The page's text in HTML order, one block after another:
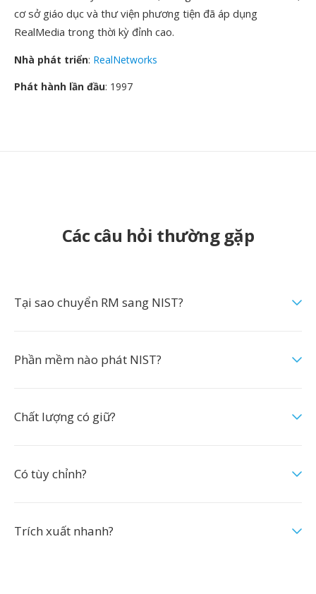
cơ sở giáo dục và thư viện phương tiện đã áp dụng
RealMedia trong thời kỳ đỉnh cao.
Nhà phát triển: RealNetworks
Phát hành lần đầu: 1997
Các câu hỏi thường gặp
Tại sao chuyển RM sang NIST?
Phần mềm nào phát NIST?
Chất lượng có giữ?
Có tùy chỉnh?
Trích xuất nhanh?